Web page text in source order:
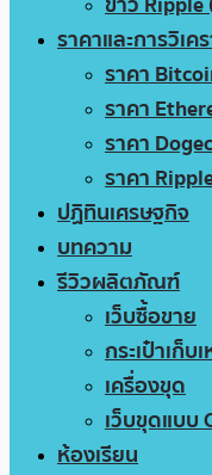
ราคาและการวิเค
ราคา
ราคา
ราคา
ราคา
ปฏิทินเศรษฐกิจ
บทความ
รีวิวผลิตภัณฑ์
เว็บซื้อขาย
กระเป๋าเก็บ
เครื่องขุด
เว็บขุดแบบ
ห้องเรียน